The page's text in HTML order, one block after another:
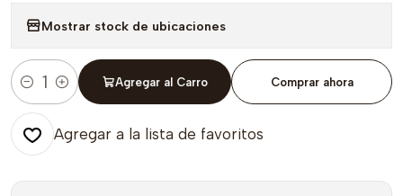
Mostrar stock de ubicaciones
Cantidad
Agregar al Carro Comprar ahora
Agregar a la lista de favoritos